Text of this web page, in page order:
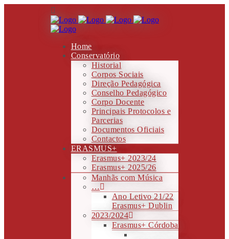
Home
Conservatório
Historial
Corpos Sociais
Direção Pedagógica
Conselho Pedagógico
Corpo Docente
Principais Protocolos e
Parcerias
Documentos Oficiais
Contactos
ERASMUS+
Erasmus+ 2023/24
Erasmus+ 2025/26
Manhãs com Música
…
Ano Letivo 21/22
Erasmus+ Dublin
2023/2024
Erasmus+ Córdoba